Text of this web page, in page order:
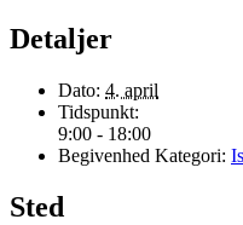
Detaljer
Dato: 4. april
Tidspunkt:
9:00 - 18:00
Begivenhed Kategori:
Sted